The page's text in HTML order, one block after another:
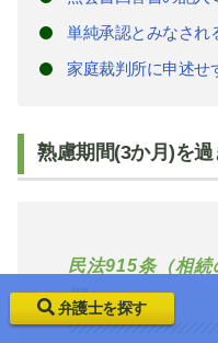
単純承認とみなされ
家庭裁判所に申述せ
熟慮期間(3か月)を過
民法915条（相続
間）
弁護士を探す